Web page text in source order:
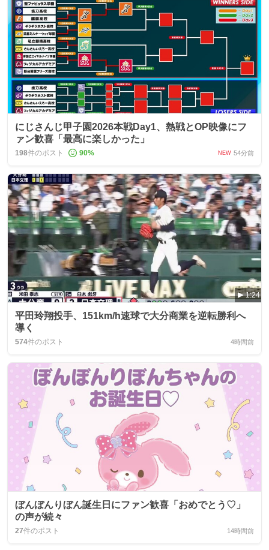
にじさんじ甲子園2026本戦Day1、熱戦とOP映像にフ
ァン歓喜「最高に楽しかった」
198件のポスト 90% NEW 54分前
1:24
平田玲翔投手、151km/h速球で大分商業を逆転勝利へ
導く
574件のポスト 4時間前
ぼんぼんりぼん誕生日にファン歓喜「おめでとう♡」
の声が続々
27件のポスト 14時間前